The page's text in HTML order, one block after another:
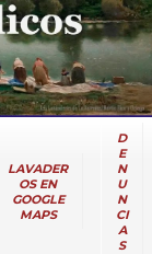
LAVADER
OS EN
GOOGLE
MAPS
D
E
N
U
N
CI
A
S